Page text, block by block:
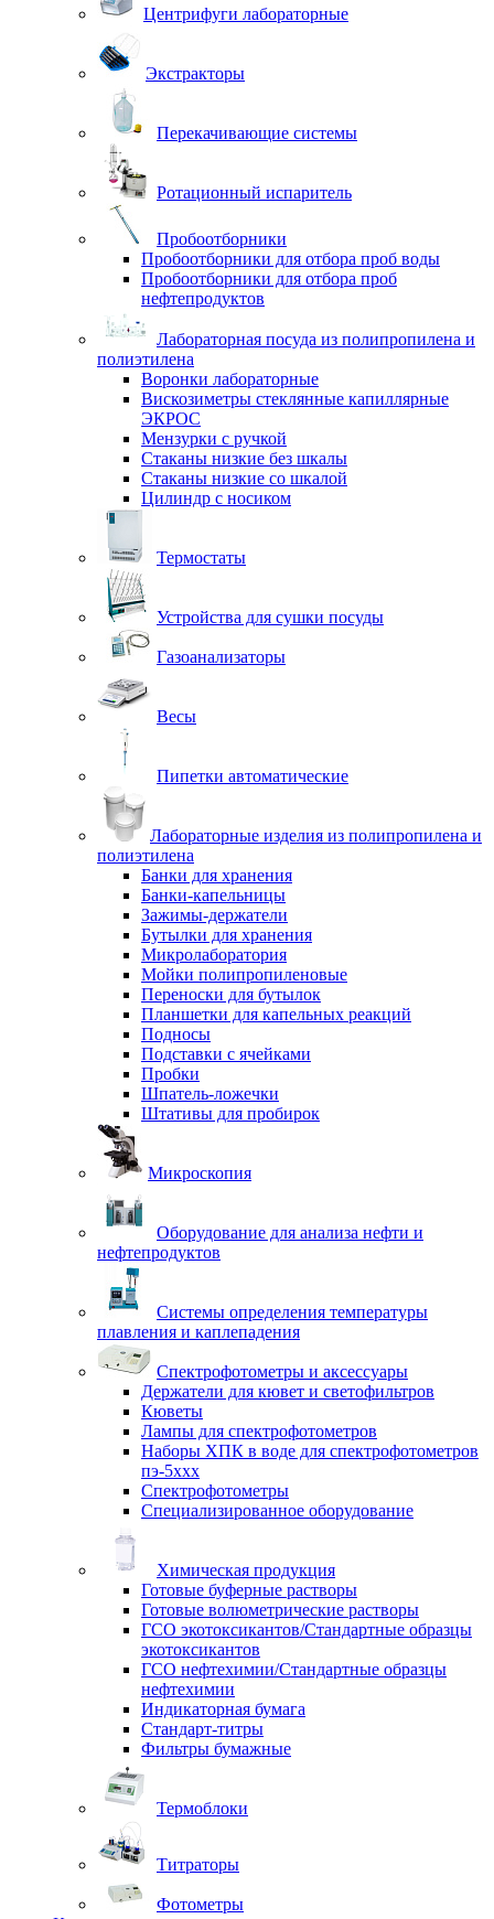
Центрифуги лабораторные
Экстракторы
Перекачивающие системы
Ротационный испаритель
Пробоотборники
Пробоотборники для отбора проб воды
Пробоотборники для отбора проб
нефтепродуктов
Лабораторная посуда из полипропилена и
полиэтилена
Воронки лабораторные
Вискозиметры стеклянные капиллярные
ЭКРОС
Мензурки с ручкой
Стаканы низкие без шкалы
Стаканы низкие со шкалой
Цилиндр с носиком
Термостаты
Устройства для сушки посуды
Газоанализаторы
Весы
Пипетки автоматические
Лабораторные изделия из полипропилена и
полиэтилена
Банки для хранения
Банки-капельницы
Зажимы-держатели
Бутылки для хранения
Микролаборатория
Мойки полипропиленовые
Переноски для бутылок
Планшетки для капельных реакций
Подносы
Подставки с ячейками
Пробки
Шпатель-ложечки
Штативы для пробирок
Микроскопия
Оборудование для анализа нефти и
нефтепродуктов
Системы определения температуры
плавления и каплепадения
Спектрофотометры и аксессуары
Держатели для кювет и светофильтров
Кюветы
Лампы для спектрофотометров
Наборы ХПК в воде для спектрофотометров
пэ-5ххх
Спектрофотометры
Специализированное оборудование
Химическая продукция
Готовые буферные растворы
Готовые волюметрические растворы
ГСО экотоксикантов/Стандартные образцы
экотоксикантов
ГСО нефтехимии/Стандартные образцы
нефтехимии
Индикаторная бумага
Стандарт-титры
Фильтры бумажные
Термоблоки
Титраторы
Фотометры